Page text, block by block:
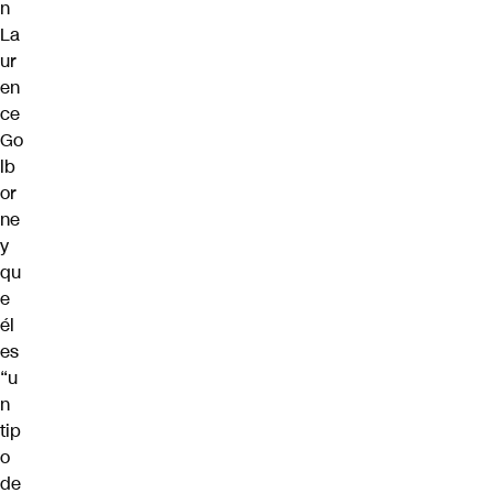
n
La
ur
en
ce
Go
lb
or
ne
y
qu
e
él
es
“u
n
tip
o
de